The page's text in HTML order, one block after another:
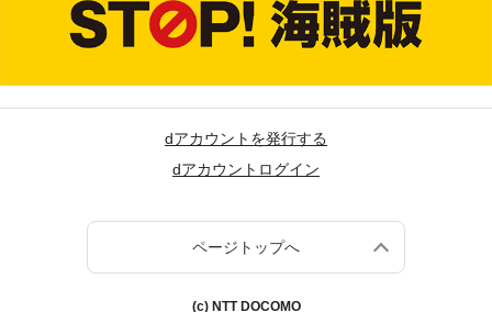
dアカウントを発行する
dアカウントログイン
ページトップへ
(c) NTT DOCOMO